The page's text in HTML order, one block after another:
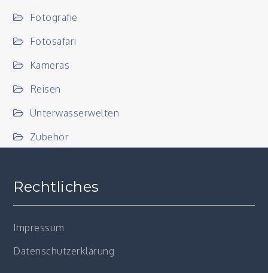
Fotografie
Fotosafari
Kameras
Reisen
Unterwasserwelten
Zubehör
Rechtliches
Impressum
Datenschutzerklärung